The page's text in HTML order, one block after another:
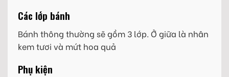
Các lớp bánh
Bánh thông thường sẽ gồm 3 lớp. Ở giữa là nhân
kem tươi và mứt hoa quả
Phụ kiện